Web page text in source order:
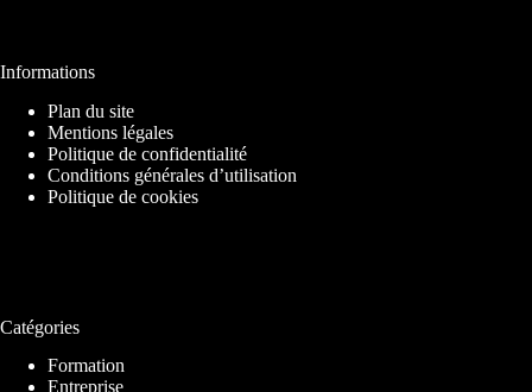
Informations
Plan du site
Mentions légales
Politique de confidentialité
Conditions générales d’utilisation
Politique de cookies
Catégories
Formation
Entreprise